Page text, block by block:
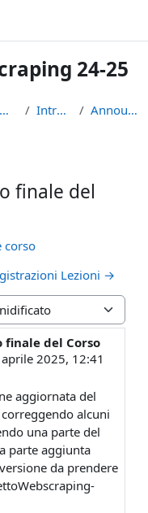
24-25
LWS2425 Introduzione Announcements
finale del
corso
Lezioni →
del Corso
2025, 12:41
aggiornata del
alcuni
una parte del
parte aggiunta
da prendere